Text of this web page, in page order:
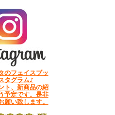
のフェイスブッ
タグラム♪
ト、新商品の紹
予定です。是非
願い致します。